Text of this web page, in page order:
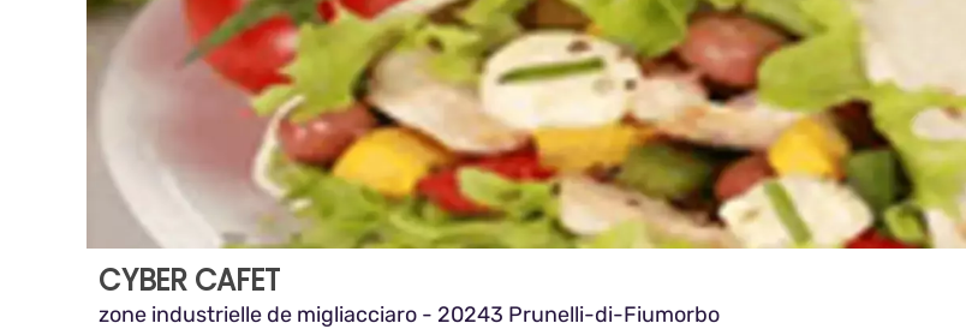
CYBER CAFET
zone industrielle de migliacciaro - 20243 Prunelli-di-Fiumorbo